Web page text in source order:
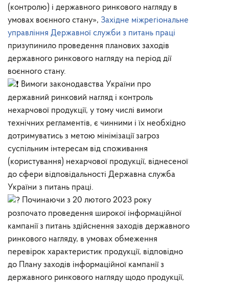
(контролю) і державного ринкового нагляду в
умовах воєнного стану», Західне міжрегіональне
управління Державної служби з питань праці
призупинило проведення планових заходів
державного ринкового нагляду на період дії
воєнного стану.
Вимоги законодавства України про
державний ринковий нагляд і контроль
нехарчової продукції, у тому числі вимоги
технічних регламентів, є чинними і їх необхідно
дотримуватись з метою мінімізації загроз
суспільним інтересам від споживання
(користування) нехарчової продукції, віднесеної
до сфери відповідальності Державна служба
України з питань праці.
Починаючи з 20 лютого 2023 року
розпочато проведення широкої інформаційної
кампанії з питань здійснення заходів державного
ринкового нагляду, в умовах обмеження
перевірок характеристик продукції, відповідно
до Плану заходів інформаційної кампанії з
державного ринкового нагляду щодо продукції,